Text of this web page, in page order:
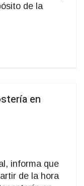
de la
en
informa que
de la hora